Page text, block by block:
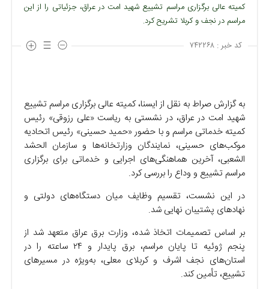
کمیته عالی برگزاری مراسم تشییع شهید امت در عراق، جزئیاتی را از این
مراسم در نجف و کربلا تشریح کرد.
کد خبر : ۷۴۲۲۶۸
به گزارش صراط به نقل از ایسنا، کمیته عالی برگزاری مراسم تشییع
شهید امت در عراق، در نشستی به ریاست «علی رزوقی» رئیس
کمیته خدماتی مراسم و با حضور «حمید حسینی» رئیس اتحادیه
موکب‌های حسینی، نمایندگان وزارتخانه‌ها و سازمان الحشد
الشعبی، آخرین هماهنگی‌های اجرایی و خدماتی برای برگزاری
مراسم تشییع و وداع را بررسی کرد.
در این نشست، تقسیم وظایف میان دستگاه‌های دولتی و
نهادهای پشتیبان نهایی شد.
بر اساس تصمیمات اتخاذ شده، وزارت برق عراق متعهد شد از
پنجم ژوئیه تا پایان مراسم، برق پایدار و ۲۴ ساعته را در
استان‌های نجف اشرف و کربلای معلی، به‌ویژه در مسیرهای
تشییع، تأمین کند.